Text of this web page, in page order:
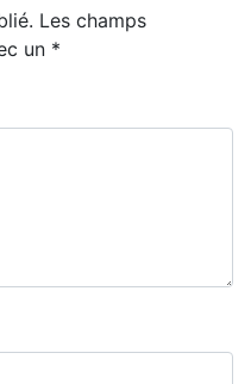
Les champs
un *